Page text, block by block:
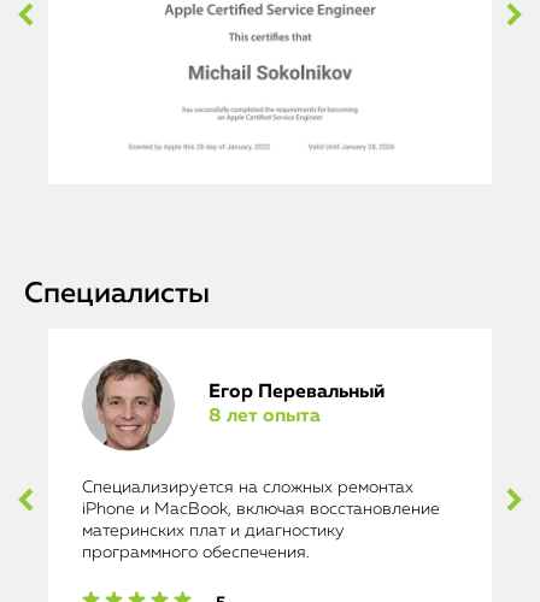
Специалисты
Егор Перевальный
8 лет опыта
Специализируется на сложных ремонтах
iPhone и MacBook, включая восстановление
материнских плат и диагностику
программного обеспечения.